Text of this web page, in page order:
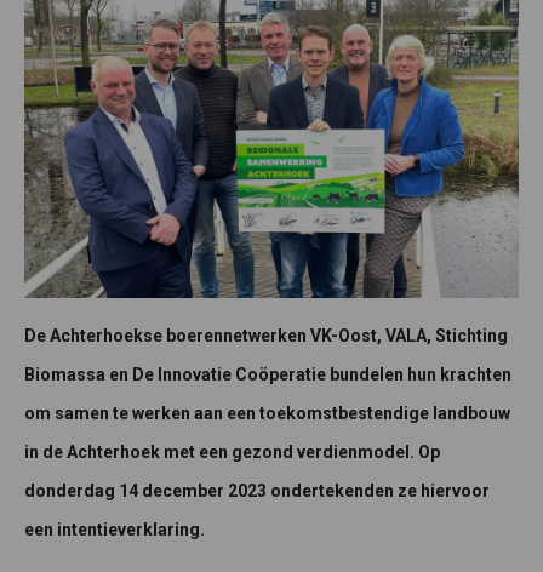
De Achterhoekse boerennetwerken VK-Oost, VALA, Stichting
Biomassa en De Innovatie Coöperatie bundelen hun krachten
om samen te werken aan een toekomstbestendige landbouw
in de Achterhoek met een gezond verdienmodel. Op
donderdag 14 december 2023 ondertekenden ze hiervoor
een intentieverklaring.